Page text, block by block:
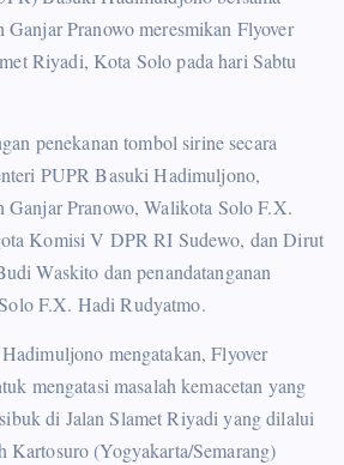
Ganjar Pranowo meresmikan Flyover
Riyadi, Kota Solo pada hari Sabtu
penekanan tombol sirine secara
PUPR Basuki Hadimuljono,
Ganjar Pranowo, Walikota Solo F.X.
Komisi V DPR RI Sudewo, dan Dirut
Waskito dan penandatanganan
F.X. Hadi Rudyatmo.
mengatakan, Flyover
mengatasi masalah kemacetan yang
di Jalan Slamet Riyadi yang dilalui
Kartosuro (Yogyakarta/Semarang)